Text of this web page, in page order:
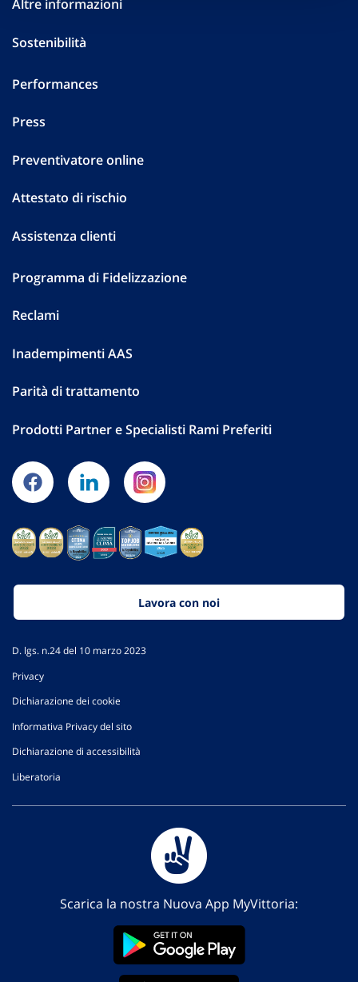
Altre informazioni
Sostenibilità
Performances
Press
Preventivatore online
Attestato di rischio
Assistenza clienti
Programma di Fidelizzazione
Reclami
Inadempimenti AAS
Parità di trattamento
Prodotti Partner e Specialisti Rami Preferiti
Lavora con noi
D. lgs. n.24 del 10 marzo 2023
Privacy
Dichiarazione dei cookie
Informativa Privacy del sito
Dichiarazione di accessibilità
Liberatoria
Scarica la nostra Nuova App MyVittoria: